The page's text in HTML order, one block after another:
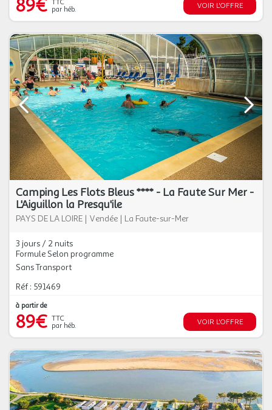
89€ TTC
par héb.
VOIR L'OFFRE
Camping Les Flots Bleus **** - La Faute Sur Mer -
L'Aiguillon la Presqu'ile
PAYS DE LA LOIRE | Vendée | La Faute-sur-Mer
3 jours / 2 nuits
Formule Selon programme
Sans Transport
Réf : 591469
à partir de
89€ TTC
par héb.
VOIR L'OFFRE